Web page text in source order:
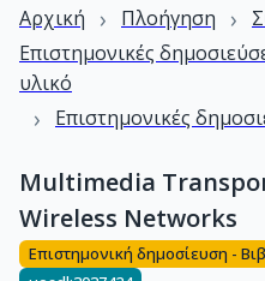
Αρχική › Πλοήγηση ›
Επιστημονικές
υλικό
› Επιστημονικές
Multimedia
Wireless Networks
Επιστημονική δημοσίευση -